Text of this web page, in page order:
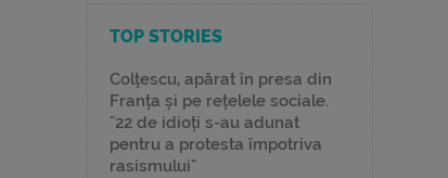
TOP STORIES
Colțescu, apărat în presa din
Franța și pe rețelele sociale.
"22 de idioți s-au adunat
pentru a protesta împotriva
rasismului"